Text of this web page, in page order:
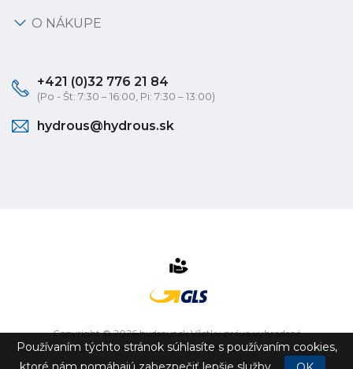
O NÁKUPE
+421 (0)32 776 21 84
(Po - Št: 7:30 – 16:00, Pi: 7:30 – 13:00)
hydrous@hydrous.sk
Copyright © 2026 hydrous.sk Všetky práva vyhradené
eshop na mieruvytvorilovibration.sk
Používaním týchto stránok súhlasíte s používaním cookies,